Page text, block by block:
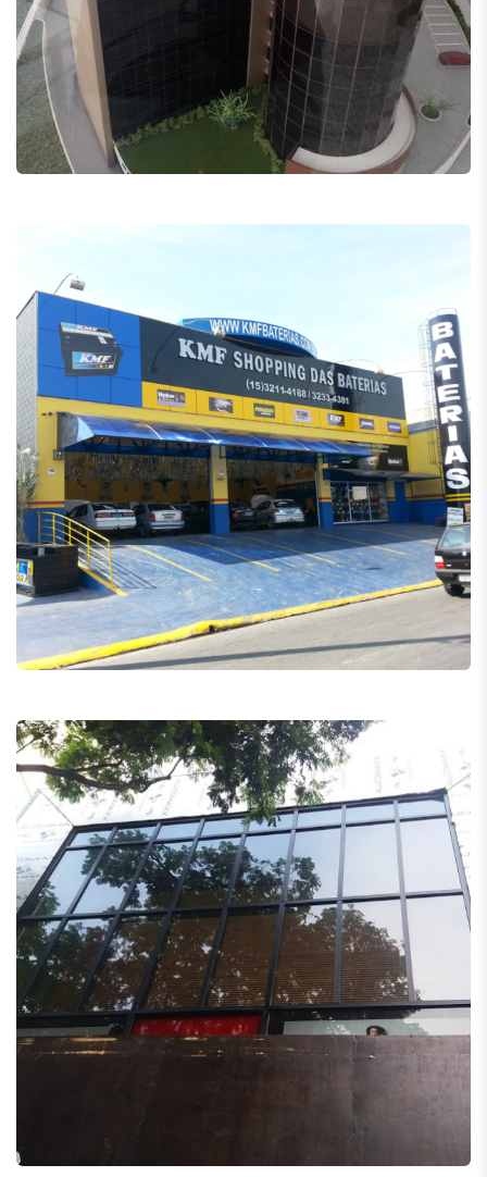
Fapemig
Revestimento
KMF Baterias
Revestimento
Revestimento